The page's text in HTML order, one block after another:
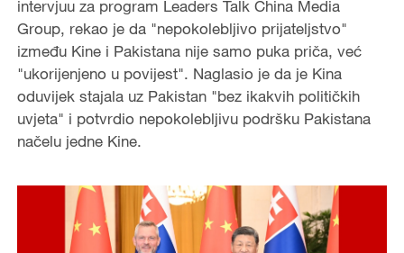
a
y
V
i
d
e
intervjuu za program Leaders Talk China Media
Group, rekao je da "nepokolebljivo prijateljstvo"
između Kine i Pakistana nije samo puka priča, već
"ukorijenjeno u povijest". Naglasio je da je Kina
oduvijek stajala uz Pakistan "bez ikakvih političkih
uvjeta" i potvrdio nepokolebljivu podršku Pakistana
načelu jedne Kine.